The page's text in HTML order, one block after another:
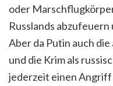
oder
Russlands
Aber da Putin auch
und die Krim als
jederzeit einen Angriff